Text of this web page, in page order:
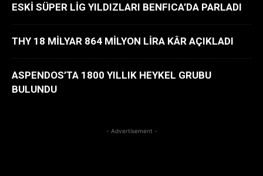
ESKİ SÜPER LİG YILDIZLARI BENFICA’DA PARLADI
THY 18 MİLYAR 864 MİLYON LİRA KÂR AÇIKLADI
ASPENDOS’TA 1800 YILLIK HEYKEL GRUBU
BULUNDU
- Advertisement -